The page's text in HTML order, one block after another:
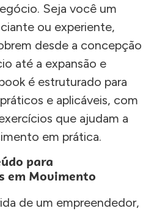
Seja você um
ou experiente,
desde a concepção
até a expansão e
é estruturado para
e aplicáveis, com
que ajudam a
em prática.
para
em Movimento
de um empreendedor,